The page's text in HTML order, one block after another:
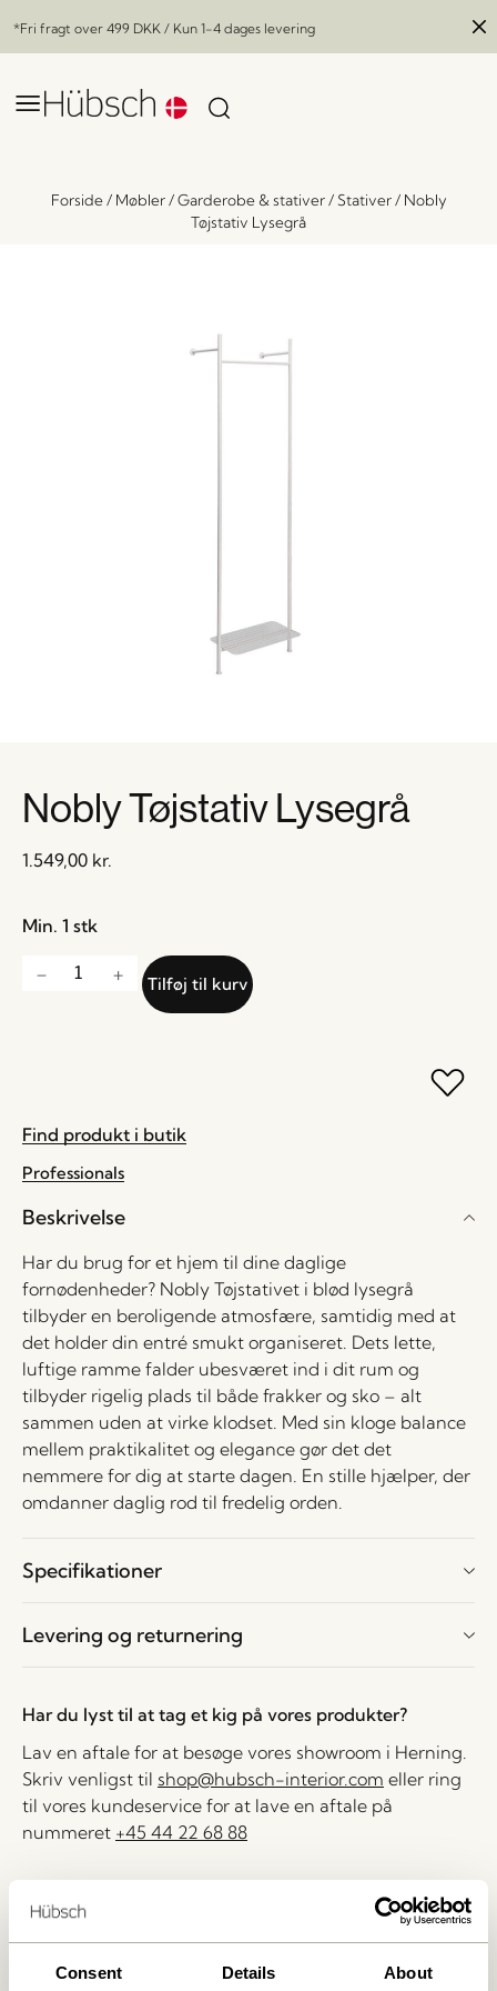
Consent Details About
*Fri fragt over 499 DKK / Kun 1-4 dages levering
Forside/ Møbler/Garderobe & stativer/ Stativer/ Nobly
Tøjstativ Lysegrå
Nobly Tøjstativ Lysegrå
1.549,00 kr.
Min. 1 stk
Tilføj til kurv
Find produkt i butik
Professionals
Beskrivelse
Har du brug for et hjem til dine daglige
fornødenheder? Nobly Tøjstativet i blød lysegrå
tilbyder en beroligende atmosfære, samtidig med at
det holder din entré smukt organiseret. Dets lette,
luftige ramme falder ubesværet ind i dit rum og
tilbyder rigelig plads til både frakker og sko – alt
sammen uden at virke klodset. Med sin kloge balance
mellem praktikalitet og elegance gør det det
nemmere for dig at starte dagen. En stille hjælper, der
omdanner daglig rod til fredelig orden.
Specifikationer
Levering og returnering
Har du lyst til at tag et kig på vores produkter?
Lav en aftale for at besøge vores showroom i Herning.
Skriv venligst til shop@hubsch-interior.com eller ring
til vores kundeservice for at lave en aftale på
nummeret +45 44 22 68 88
30 dages returret